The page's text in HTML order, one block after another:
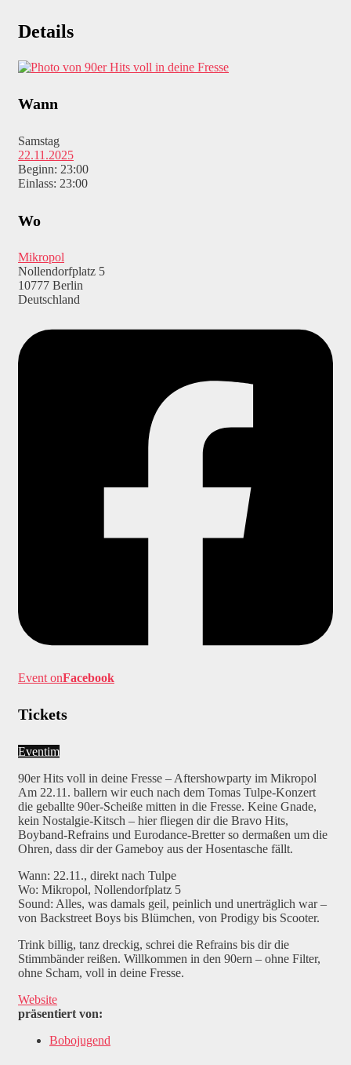
Details
Wann
Samstag
22.11.2025
Beginn: 23:00
Einlass: 23:00
Wo
Mikropol
Nollendorfplatz 5
10777 Berlin
Deutschland
Event onFacebook
Tickets
Eventim
90er Hits voll in deine Fresse – Aftershowparty im Mikropol
Am 22.11. ballern wir euch nach dem Tomas Tulpe-Konzert
die geballte 90er-Scheiße mitten in die Fresse. Keine Gnade,
kein Nostalgie-Kitsch – hier fliegen dir die Bravo Hits,
Boyband-Refrains und Eurodance-Bretter so dermaßen um die
Ohren, dass dir der Gameboy aus der Hosentasche fällt.
Wann: 22.11., direkt nach Tulpe
Wo: Mikropol, Nollendorfplatz 5
Sound: Alles, was damals geil, peinlich und unerträglich war –
von Backstreet Boys bis Blümchen, von Prodigy bis Scooter.
Trink billig, tanz dreckig, schrei die Refrains bis dir die
Stimmbänder reißen. Willkommen in den 90ern – ohne Filter,
ohne Scham, voll in deine Fresse.
Website
präsentiert von:
Bobojugend